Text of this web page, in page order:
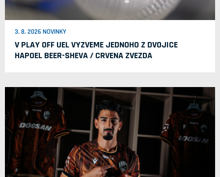
3. 8. 2026 NOVINKY
V PLAY OFF UEL VYZVEME JEDNOHO Z DVOJICE
HAPOEL BEER-SHEVA / CRVENA ZVEZDA